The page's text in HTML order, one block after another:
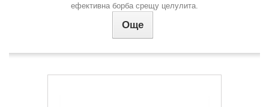
ефективна борба срещу целулита.
Още